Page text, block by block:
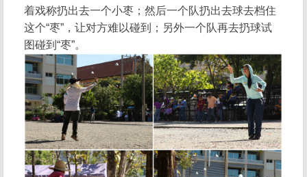
着戏称扔出去一个小枣；然后一个队扔出去球去档住
这个“枣”，让对方难以碰到；另外一个队再去扔球试
图碰到“枣”。